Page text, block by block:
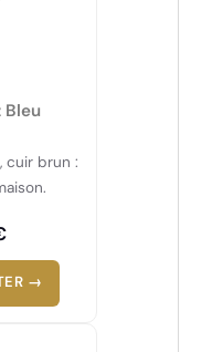
cuir brun :
→